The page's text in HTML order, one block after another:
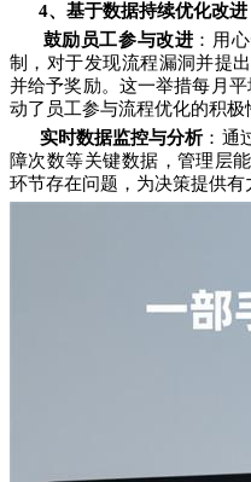
4、基于数据持续优化改进
鼓励员工参与改进 ：用
制，对于发现流程漏洞并提
并给予奖励。这一举措每月
动了员工参与流程优化的积极
实时数据监控与分析：通
障次数等关键数据，管理层
环节存在问题，为决策提供有